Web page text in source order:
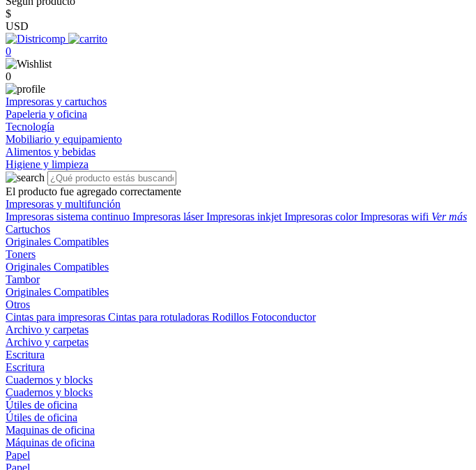
$
USD
0
0
Impresoras y cartuchos
Papeleria y oficina
Tecnología
Mobiliario y equipamiento
Alimentos y bebidas
Higiene y limpieza
El producto fue agregado correctamente
Impresoras y multifunción
Impresoras sistema continuo Impresoras láserImpresoras inkjet Impresoras colorImpresoras wifi Ver más
Cartuchos
Originales Compatibles
Toners
Originales Compatibles
Tambor
Originales Compatibles
Otros
Cintas para impresoras Cintas para rotuladoras Rodillos Fotoconductor
Archivo y carpetas
Archivo y carpetas
Escritura
Escritura
Cuadernos y blocks
Cuadernos y blocks
Útiles de oficina
Útiles de oficina
Maquinas de oficina
Máquinas de oficina
Papel
Papel